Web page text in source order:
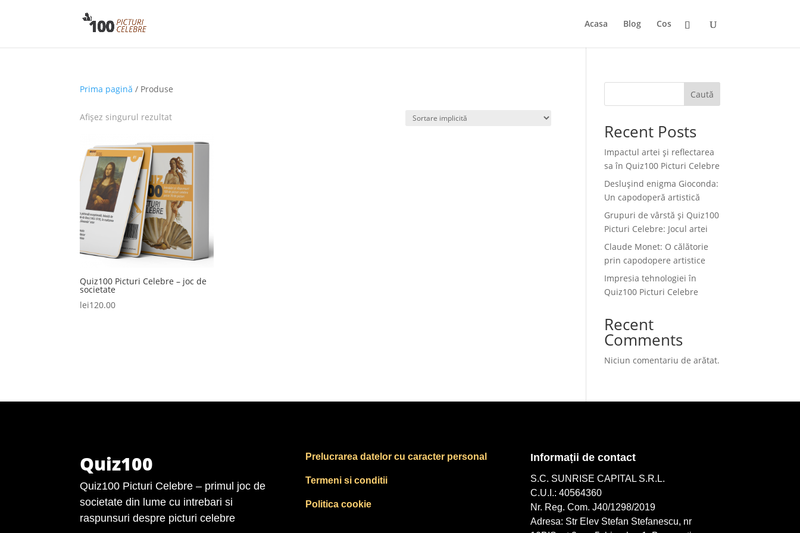
Acasa Blog Cos
Prima pagină / Produse
Afișez singurul rezultat
Quiz100 Picturi Celebre – joc de
societate
lei120.00
Caută
Recent Posts
Impactul artei și reflectarea
sa în Quiz100 Picturi Celebre
Deslușind enigma Gioconda:
Un capodoperă artistică
Grupuri de vârstă și Quiz100
Picturi Celebre: Jocul artei
Claude Monet: O călătorie
prin capodopere artistice
Impresia tehnologiei în
Quiz100 Picturi Celebre
Recent
Comments
Niciun comentariu de arătat.
Quiz100
Quiz100 Picturi Celebre – primul joc de
societate din lume cu intrebari si
raspunsuri despre picturi celebre
Prelucrarea datelor cu caracter personal
Termeni si conditii
Politica cookie
Informații de contact
S.C. SUNRISE CAPITAL S.R.L.
C.U.I.: 40564360
Nr. Reg. Com. J40/1298/2019
Adresa: Str Elev Stefan Stefanescu, nr